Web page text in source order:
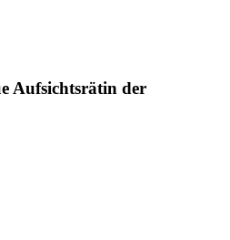
Aufsichtsrätin der